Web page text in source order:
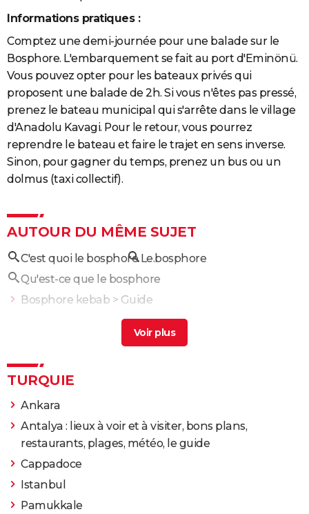
Informations pratiques :
Comptez une demi-journée pour une balade sur le
Bosphore. L'embarquement se fait au port d'Eminönü.
Vous pouvez opter pour les bateaux privés qui
proposent une balade de 2h. Si vous n'êtes pas pressé,
prenez le bateau municipal qui s'arrête dans le village
d'Anadolu Kavagi. Pour le retour, vous pourrez
reprendre le bateau et faire le trajet en sens inverse.
Sinon, pour gagner du temps, prenez un bus ou un
dolmus (taxi collectif).
AUTOUR DU MÊME SUJET
C'est quoi le bosphore Le.bosphore
Qu'est-ce que le bosphore
Bosphore kebab > Guide
Croisière bosphore istanbul> Guide
TURQUIE
Ankara
Antalya : lieux à voir et à visiter, bons plans,
restaurants, plages, météo, le guide
Cappadoce
Istanbul
Pamukkale